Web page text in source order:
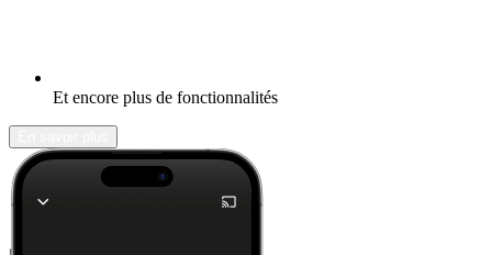
Et encore plus de fonctionnalités